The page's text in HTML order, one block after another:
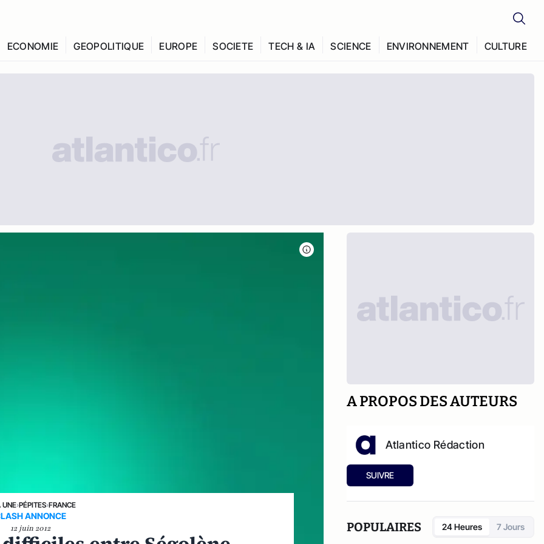
ECONOMIE GEOPOLITIQUE EUROPE SOCIETE TECH & IA SCIENCE ENVIRONNEMENT CULTURE
UNE›PÉPITES›FRANCE
ANNONCE
12 juin 2012
A PROPOS DES AUTEURS
Atlantico Rédaction
SUIVRE
POPULAIRES 24 Heures 7 Jours